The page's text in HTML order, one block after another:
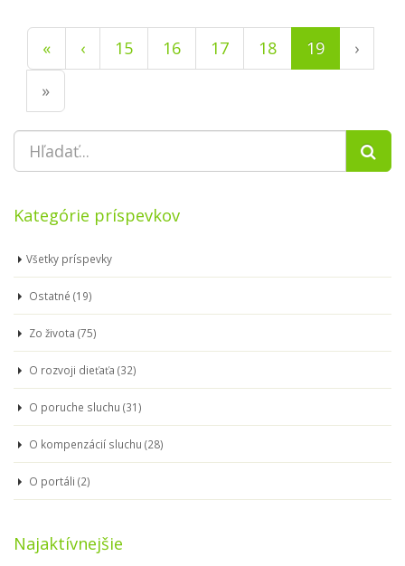
« ‹ 15 16 17 18 19(current)
›
»
Kategórie príspevkov
Všetky príspevky
Ostatné (19)
Zo života (75)
O rozvoji dieťaťa (32)
O poruche sluchu (31)
O kompenzácií sluchu (28)
O portáli (2)
Najaktívnejšie